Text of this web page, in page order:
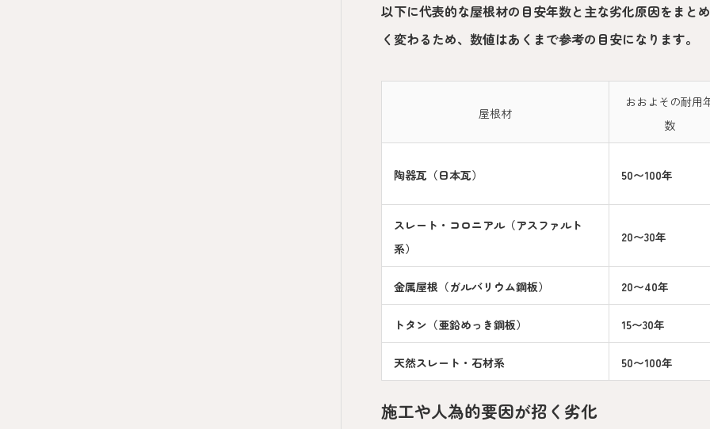
以下に代表的な屋根材の目安年数と主な劣化原因をまと
く変わるため、数値はあくまで参考の目安になります。
屋根材
おおよその耐用
数
陶器瓦（日本瓦） 50〜100年
スレート・コロニアル（アスファルト
系）
20〜30年
金属屋根（ガルバリウム鋼板） 20〜40年
トタン（亜鉛めっき鋼板） 15〜30年
天然スレート・石材系 50〜100年
施工や人為的要因が招く劣化